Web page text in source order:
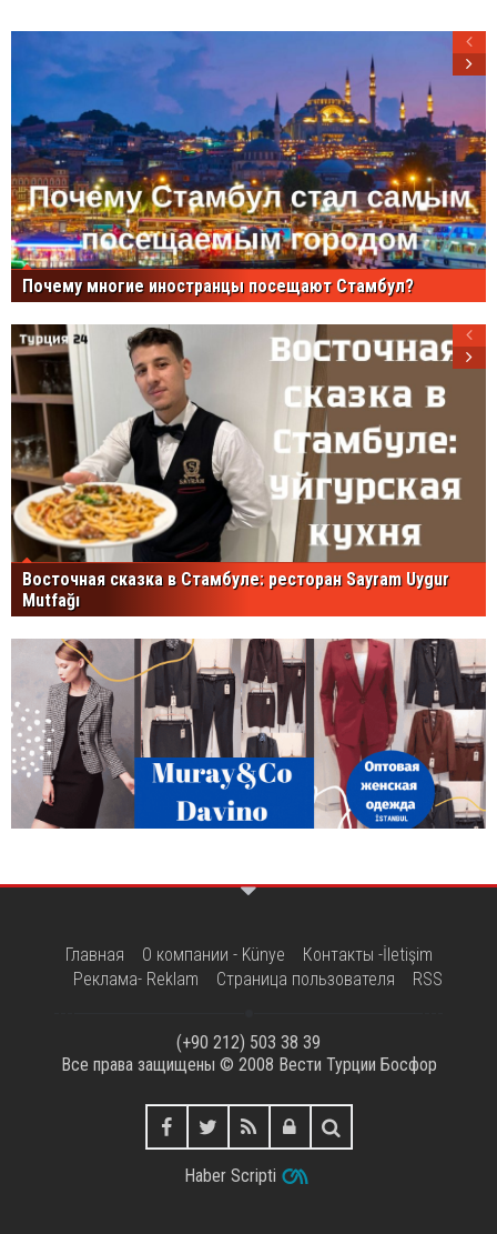
Почему многие иностранцы посещают Стамбул?
Восточная сказка в Стамбуле: ресторан Sayram Uygur
Mutfağı
Главная О компании - Künye
Контакты -İletişim
Реклама- Reklam
Страница пользователя RSS
(+90 212) 503 38 39
Все права защищены © 2008 Вести Турции Босфор
Haber Scripti